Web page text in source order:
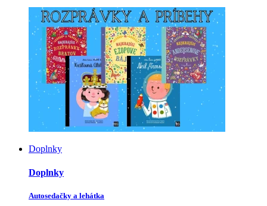
Doplnky
Doplnky
Autosedačky a lehátka